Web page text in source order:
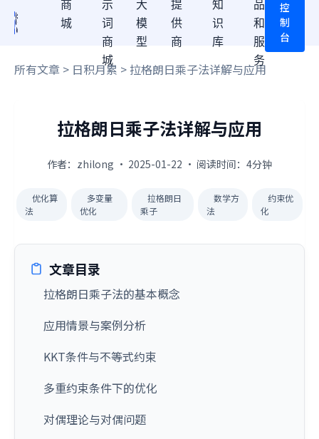
商
城
示
词
商
城
大
模
型
提
供
商
知
识
库
品
和
服
务
控
制
台
所有文章 > 日积月累 > 拉格朗日乘子法详解与应用
拉格朗日乘子法详解与应用
作者：zhilong · 2025-01-22 · 阅读时间：4分钟
优化算
法
多变量
优化
拉格朗日
乘子
数学方
法
约束优
化
文章目录
拉格朗日乘子法的基本概念
应用情景与案例分析
KKT条件与不等式约束
多重约束条件下的优化
对偶理论与对偶问题